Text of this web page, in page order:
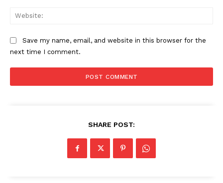
Save my name, email, and website in this browser for the
next time I comment.
SHARE POST: